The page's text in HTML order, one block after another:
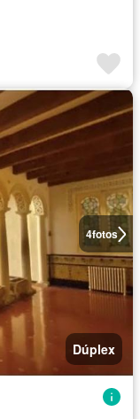
4fotos
Dúplex